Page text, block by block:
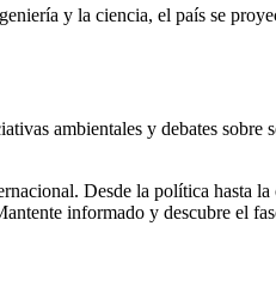
y la ciencia, el país se
ambientales y debates sobre
Desde la política hasta
informado y descubre el